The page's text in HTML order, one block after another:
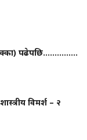
पढेपछि...............
विमर्श – २